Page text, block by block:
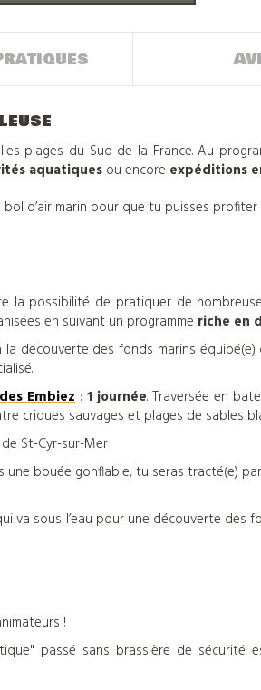
plages du Sud de la France. Au
aquatiques ou encore expéditions
d’air marin pour que tu puisses
la possibilité de pratiquer de
en suivant un programme riche en
la découverte des fonds marins équipé(e)
Embiez:1 journée. Traversée en
criques sauvages et plages de sables
St-Cyr-sur-Mer
une bouée gonflable, tu seras tracté(e)
va sous l’eau pour une découverte des
!
passé sans brassière de sécurité